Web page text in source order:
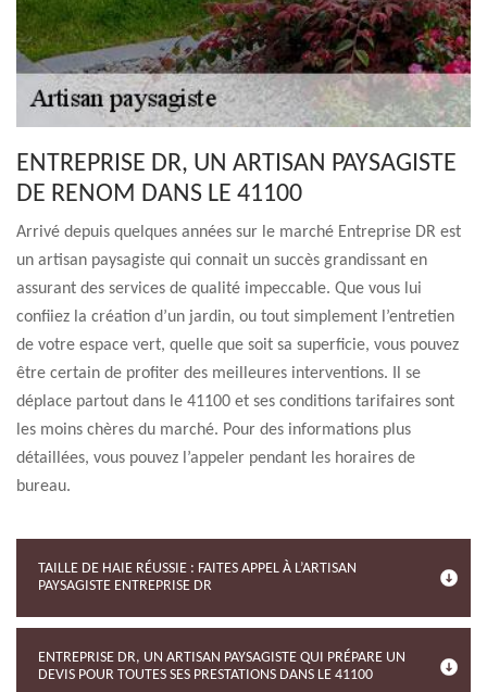
ENTREPRISE DR, UN ARTISAN PAYSAGISTE
DE RENOM DANS LE 41100
Arrivé depuis quelques années sur le marché Entreprise DR est
un artisan paysagiste qui connait un succès grandissant en
assurant des services de qualité impeccable. Que vous lui
confiiez la création d’un jardin, ou tout simplement l’entretien
de votre espace vert, quelle que soit sa superficie, vous pouvez
être certain de profiter des meilleures interventions. Il se
déplace partout dans le 41100 et ses conditions tarifaires sont
les moins chères du marché. Pour des informations plus
détaillées, vous pouvez l’appeler pendant les horaires de
bureau.
TAILLE DE HAIE RÉUSSIE : FAITES APPEL À L’ARTISAN
PAYSAGISTE ENTREPRISE DR
ENTREPRISE DR, UN ARTISAN PAYSAGISTE QUI PRÉPARE UN
DEVIS POUR TOUTES SES PRESTATIONS DANS LE 41100